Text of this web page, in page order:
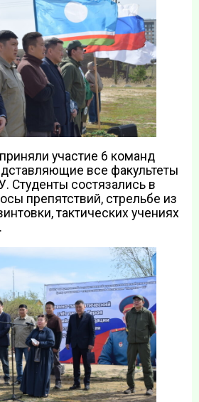
участие 6 команд
все факультеты
Студенты состязались в
препятствий, стрельбе из
тактических учениях